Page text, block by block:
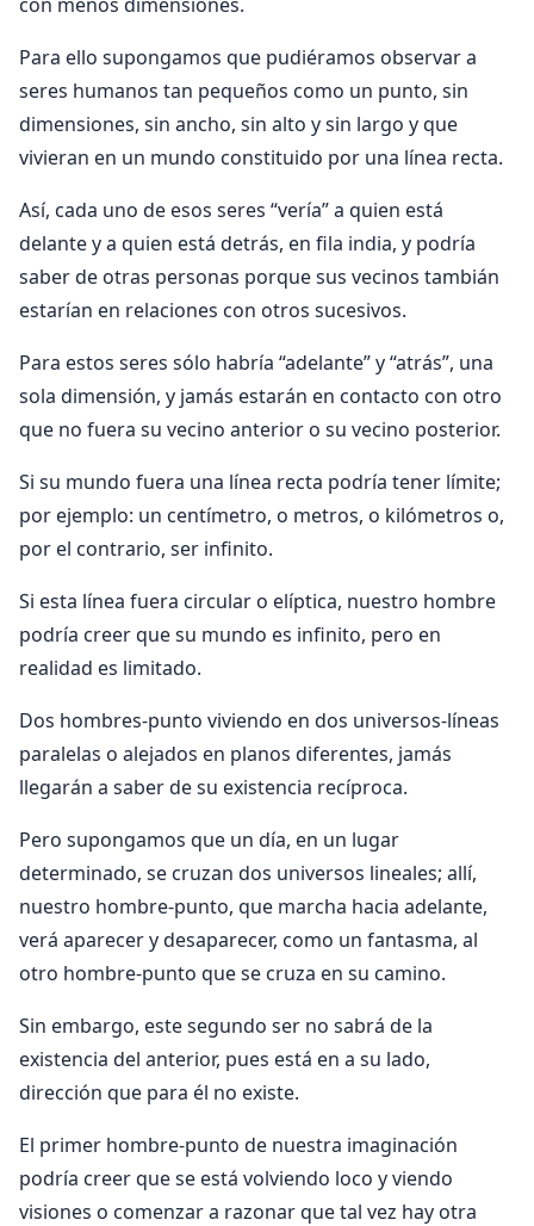
Para ello supongamos que pudiéramos observar a
seres humanos tan pequeños como un punto, sin
dimensiones, sin ancho, sin alto y sin largo y que
vivieran en un mundo constituido por una línea recta.
Así, cada uno de esos seres “vería” a quien está
delante y a quien está detrás, en fila india, y podría
saber de otras personas porque sus vecinos tambián
estarían en relaciones con otros sucesivos.
Para estos seres sólo habría “adelante” y “atrás”, una
sola dimensión, y jamás estarán en contacto con otro
que no fuera su vecino anterior o su vecino posterior.
Si su mundo fuera una línea recta podría tener límite;
por ejemplo: un centímetro, o metros, o kilómetros o,
por el contrario, ser infinito.
Si esta línea fuera circular o elíptica, nuestro hombre
podría creer que su mundo es infinito, pero en
realidad es limitado.
Dos hombres-punto viviendo en dos universos-líneas
paralelas o alejados en planos diferentes, jamás
llegarán a saber de su existencia recíproca.
Pero supongamos que un día, en un lugar
determinado, se cruzan dos universos lineales; allí,
nuestro hombre-punto, que marcha hacia adelante,
verá aparecer y desaparecer, como un fantasma, al
otro hombre-punto que se cruza en su camino.
Sin embargo, este segundo ser no sabrá de la
existencia del anterior, pues está en a su lado,
dirección que para él no existe.
El primer hombre-punto de nuestra imaginación
podría creer que se está volviendo loco y viendo
visiones o comenzar a razonar que tal vez hay otra